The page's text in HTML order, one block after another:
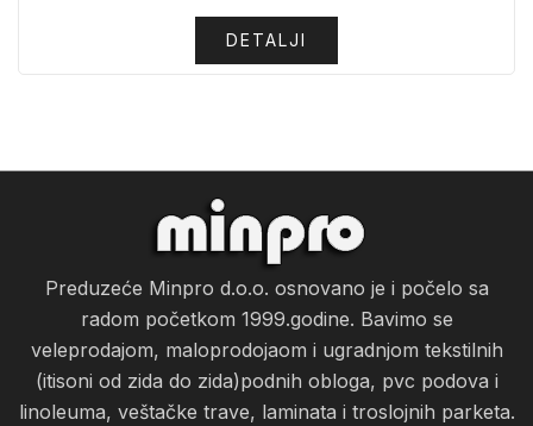
DETALJI
Preduzeće Minpro d.o.o. osnovano je i počelo sa
radom početkom 1999.godine. Bavimo se
veleprodajom, maloprodojaom i ugradnjom tekstilnih
(itisoni od zida do zida)podnih obloga, pvc podova i
linoleuma, veštačke trave, laminata i troslojnih parketa.